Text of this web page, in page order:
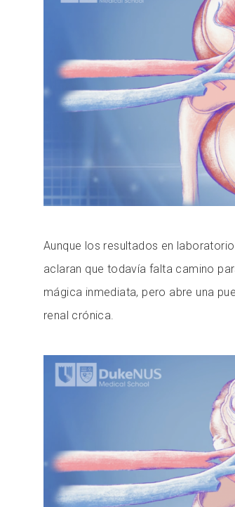
Aunque los resultados en
aclaran que todavía falta camino
mágica inmediata, pero abre una
renal crónica.